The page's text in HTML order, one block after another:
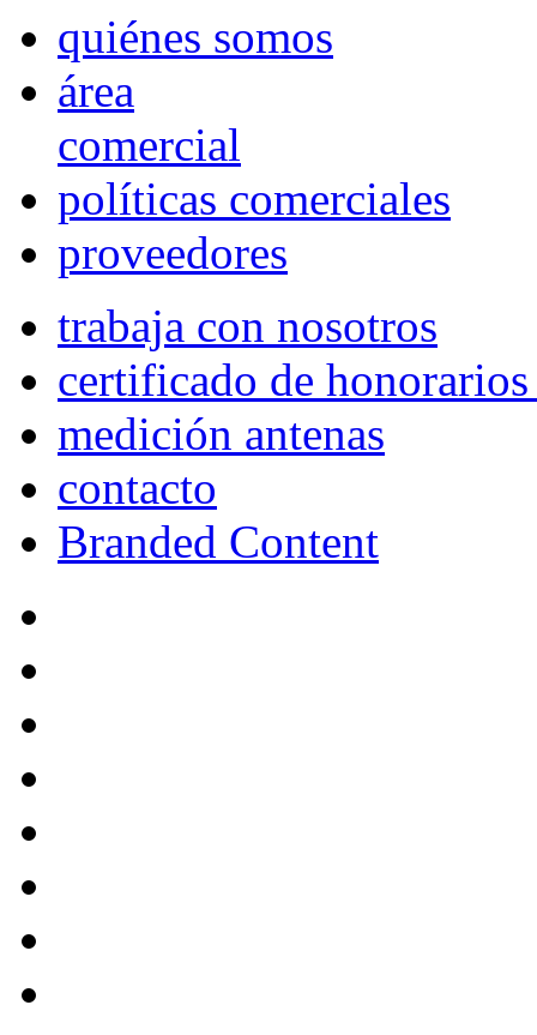
quiénes somos
área
comercial
políticas comerciales
proveedores
trabaja con nosotros
certificado de
medición antenas
contacto
Branded Content